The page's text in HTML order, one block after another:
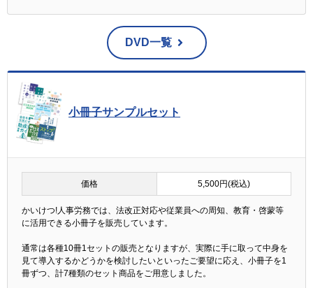
DVD一覧
小冊子サンプルセット
価格 5,500円(税込)
かいけつ!人事労務では、法改正対応や従業員への周知、教育・啓蒙等
に活用できる小冊子を販売しています。
通常は各種10冊1セットの販売となりますが、実際に手に取って中身を
見て導入するかどうかを検討したいといったご要望に応え、小冊子を1
冊ずつ、計7種類のセット商品をご用意しました。